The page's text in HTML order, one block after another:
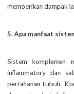
memberikan dampak
5. Apa manfaat
Sistem komplemen
inflammatory dan
pertahanan tubuh.